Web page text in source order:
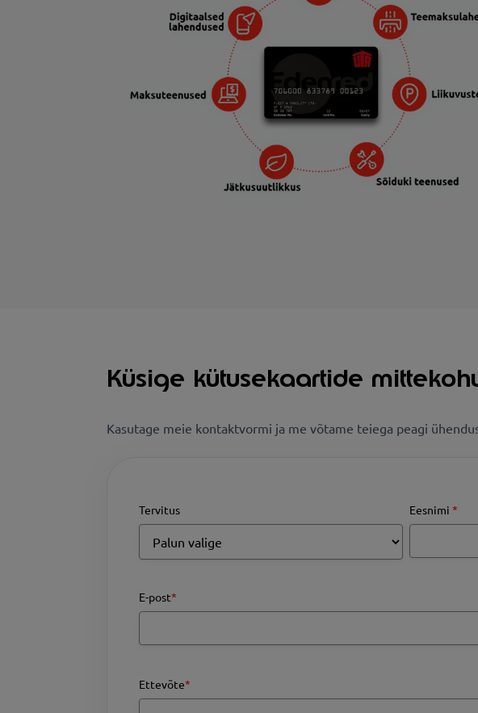
Küsige kütusekaartide
Kasutage meie kontaktvormi ja me võtame teiega peagi
Tervitus Eesnimi*
E-post*
Ettevõte*